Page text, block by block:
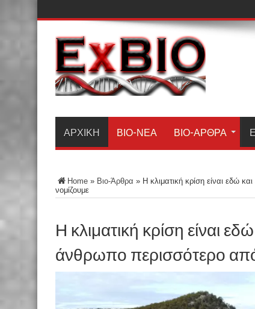
ΑΡΧΙΚΗ ΒΙΟ-ΝΈΑ ΒΙΟ-ΆΡΘΡΑ
Home » Βιο-Άρθρα » Η κλιματική κρίση είναι εδώ
νομίζουμε
Η κλιματική κρίση είναι
άνθρωπο περισσότερο από